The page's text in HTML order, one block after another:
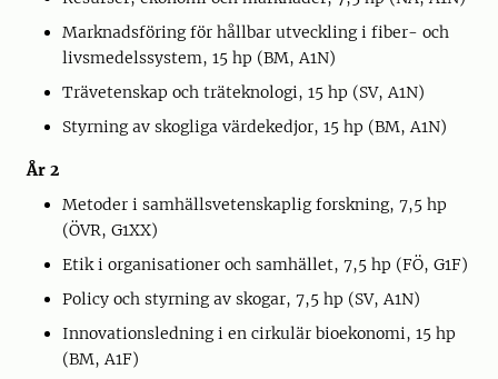
Marknadsföring för hållbar utveckling i fiber- och
livsmedelssystem, 15 hp (BM, A1N)
Trävetenskap och träteknologi, 15 hp (SV, A1N)
Styrning av skogliga värdekedjor, 15 hp (BM, A1N)
År 2
Metoder i samhällsvetenskaplig forskning, 7,5 hp
(ÖVR, G1XX)
Etik i organisationer och samhället, 7,5 hp (FÖ, G1F)
Policy och styrning av skogar, 7,5 hp (SV, A1N)
Innovationsledning i en cirkulär bioekonomi, 15 hp
(BM, A1F)